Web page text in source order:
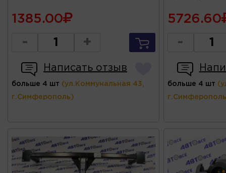
1385.00
- +
Написать отзыв
больше 4 шт (ул.Коммунальная 43,
г.Симферополь)
5726.60
-
больше 4 шт